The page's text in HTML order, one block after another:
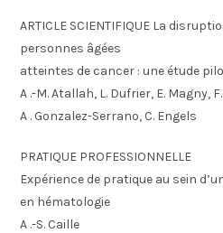
ARTICLE SCIENTIFIQUE La
personnes âgées
atteintes de cancer : une étude
A .-M. Atallah, L. Dufrier, E. Magny,
A . Gonzalez-Serrano, C. Engels
PRATIQUE PROFESSIONNELLE
Expérience de pratique au sein
en hématologie
A .-S. Caille